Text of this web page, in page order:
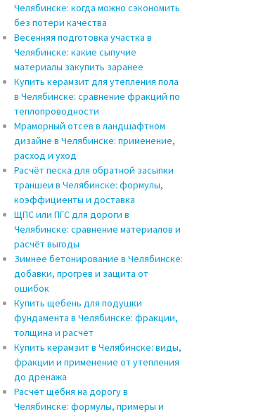
Челябинске: когда можно сэкономить
без потери качества
Весенняя подготовка участка в
Челябинске: какие сыпучие
материалы закупить заранее
Купить керамзит для утепления пола
в Челябинске: сравнение фракций по
теплопроводности
Мраморный отсев в ландшафтном
дизайне в Челябинске: применение,
расход и уход
Расчёт песка для обратной засыпки
траншеи в Челябинске: формулы,
коэффициенты и доставка
ЩПС или ПГС для дороги в
Челябинске: сравнение материалов и
расчёт выгоды
Зимнее бетонирование в Челябинске:
добавки, прогрев и защита от
ошибок
Купить щебень для подушки
фундамента в Челябинске: фракции,
толщина и расчёт
Купить керамзит в Челябинске: виды,
фракции и применение от утепления
до дренажа
Расчёт щебня на дорогу в
Челябинске: формулы, примеры и